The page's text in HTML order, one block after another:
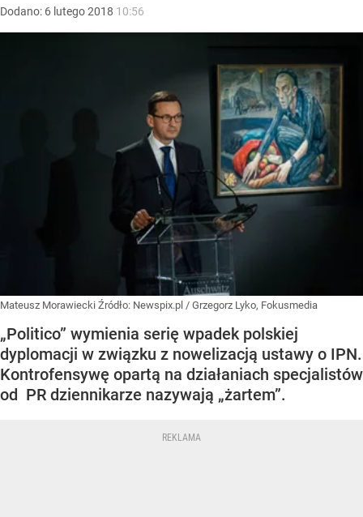
Dodano: 6 lutego2018 10:56
Mateusz Morawiecki Źródło: Newspix.pl / Grzegorz Lyko, Fokusmedia
„Politico” wymienia serię wpadek polskiej
dyplomacji w związku z nowelizacją ustawy o IPN.
Kontrofensywę opartą na działaniach specjalistów
od PR dziennikarze nazywają „żartem”.